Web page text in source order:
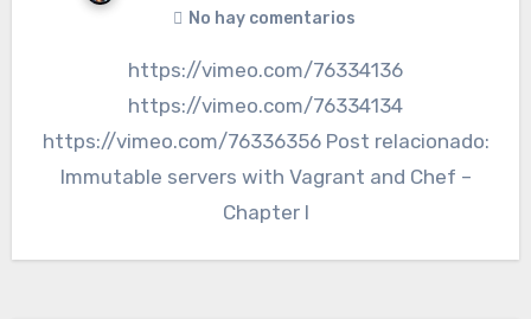
No hay comentarios
https://vimeo.com/76334136
https://vimeo.com/76334134
https://vimeo.com/76336356 Post relacionado:
Immutable servers with Vagrant and Chef –
Chapter I